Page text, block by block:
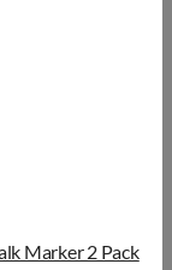
Marker 2 Pack